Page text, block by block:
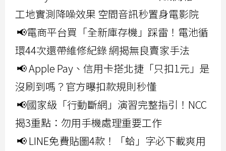
工地實測降噪效果 空間音訊秒置身電影院
📢電商平台買「全新庫存機」踩雷！電池循
環44次還帶維修紀錄 網揭無良賣家手法
📢 Apple Pay、信用卡搭北捷「只扣1元」是
沒刷到嗎？官方曝扣款規則秒懂
📢國家級「行動斷網」演習完整指引！NCC
揭3重點：勿用手機處理重要工作
📢 LINE免費貼圖4款！「蛤」字必下載爽用